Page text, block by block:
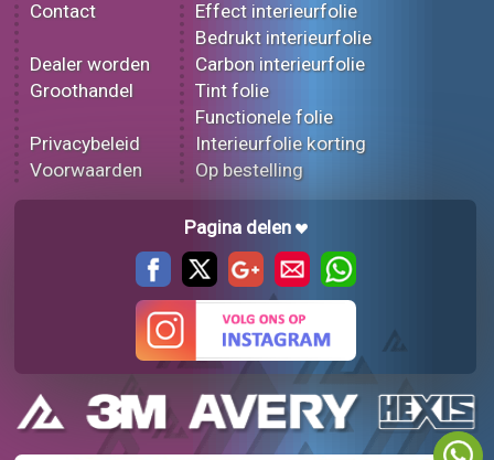
Contact
Dealer worden
Groothandel
Privacybeleid
Voorwaarden
Effect interieurfolie
Bedrukt interieurfolie
Carbon interieurfolie
Tint folie
Functionele folie
Interieurfolie korting
Op bestelling
Pagina delen